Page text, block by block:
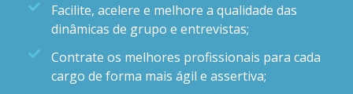
Facilite, acelere e melhore a qualidade das
dinâmicas de grupo e entrevistas;
Contrate os melhores profissionais para cada
cargo de forma mais ágil e assertiva;